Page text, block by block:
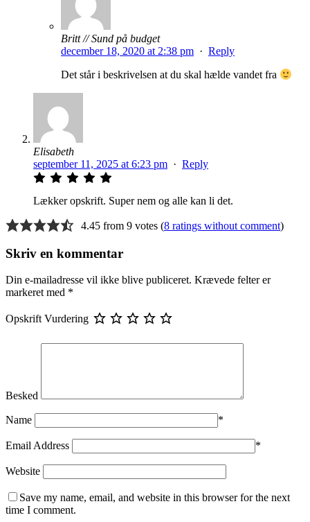
Britt // Sund på budget
december 18, 2020 at 2:38 pm · Reply
Det står i beskrivelsen at du skal hælde vandet fra
Elisabeth
september 11, 2025 at 6:23 pm · Reply
Lækker opskrift. Super nem og alle kan li det.
4.45 from 9 votes (8 ratings without comment)
Skriv en kommentar
Din e-mailadresse vil ikke blive publiceret. Krævede felter er
markeret med *
Opskrift Vurdering
Besked
Name *
Email Address *
Website
Save my name, email, and website in this browser for the next
time I comment.